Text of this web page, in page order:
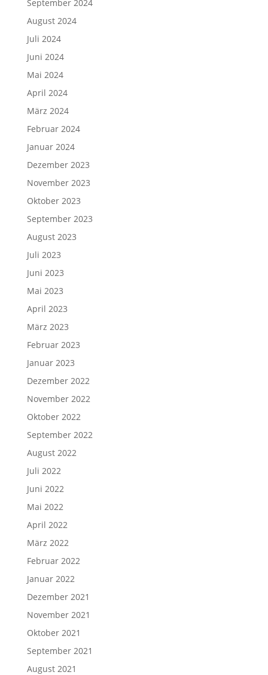
September 2024
August 2024
Juli 2024
Juni 2024
Mai 2024
April 2024
März 2024
Februar 2024
Januar 2024
Dezember 2023
November 2023
Oktober 2023
September 2023
August 2023
Juli 2023
Juni 2023
Mai 2023
April 2023
März 2023
Februar 2023
Januar 2023
Dezember 2022
November 2022
Oktober 2022
September 2022
August 2022
Juli 2022
Juni 2022
Mai 2022
April 2022
März 2022
Februar 2022
Januar 2022
Dezember 2021
November 2021
Oktober 2021
September 2021
August 2021